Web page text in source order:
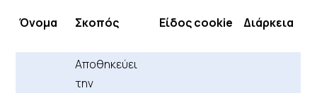
Όνομα Σκοπός Είδος cookie Διάρκεια
Αποθηκεύει
την